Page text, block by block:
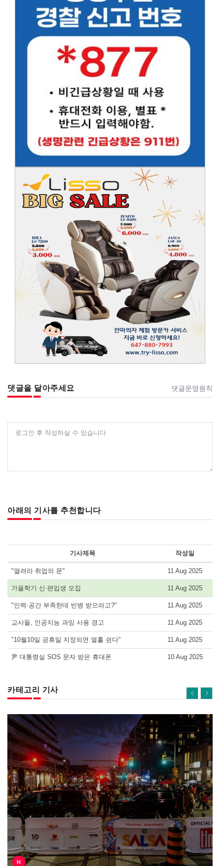
댓글을 달아주세요 댓글운영원칙
로그인 후 작성하실 수 있습니다
아래의 기사를 추천합니다
기사제목 작성일
"열려라 취업의 문" 11 Aug 2025
가을학기 신·편입생 모집 11 Aug 2025
"인력·공간 부족한데 빈병 받으라고?" 11 Aug 2025
교사들, 인공지능 과잉 사용 경고 11 Aug 2025
"10월10일 공휴일 지정되면 열흘 쉰다" 11 Aug 2025
尹 대통령실 SOS 문자 받은 휴대폰 10 Aug 2025
카테고리 기사
H